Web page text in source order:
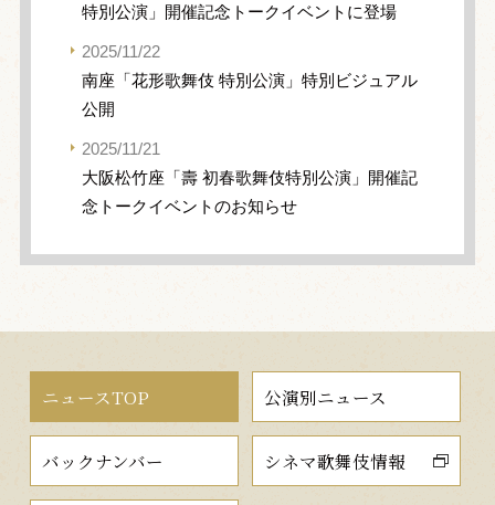
特別公演」開催記念トークイベントに登場
2025/11/22
南座「花形歌舞伎 特別公演」特別ビジュアル
公開
2025/11/21
大阪松竹座「壽 初春歌舞伎特別公演」開催記
念トークイベントのお知らせ
ニュースTOP 公演別ニュース
バックナンバー シネマ歌舞伎情報